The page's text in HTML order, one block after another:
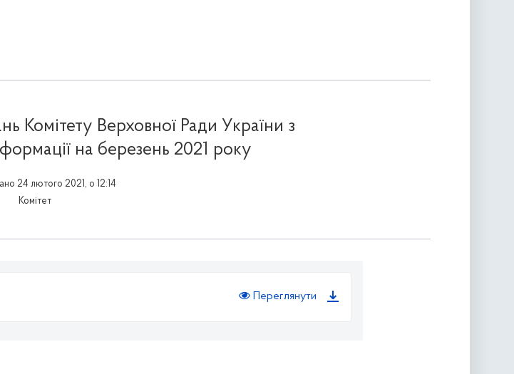
Комітету Верховної Ради України з
на березень 2021 року
24 лютого 2021, о 12:14
Комітет
Переглянути